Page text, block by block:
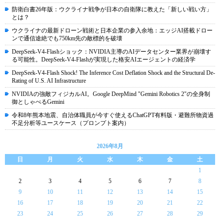
防衛白書26年版：ウクライナ戦争が日本の自衛隊に教えた「新しい戦い方」
とは？
ウクライナの最新ドローン戦術と日本企業の参入余地：エッジAI搭載ドロー
ンで通信途絶でも750km先の敵標的を破壊
DeepSeek-V4-Flashショック：NVIDIA主導のAIデータセンター業界が崩壊す
る可能性。DeepSeek-V4-Flashが実現した格安AIエージェントの経済学
DeepSeek-V4-Flash Shock! The Inference Cost Deflation Shock and the Structural De-
Rating of U.S. AI Infrastructure
NVIDIAの強敵フィジカルAI。Google DeepMind "Gemini Robotics 2"の全身制
御としゃべるGemini
令和8年熊本地震、自治体職員が今すぐ使えるChatGPT有料版・避難所物資過
不足分析等ユースケース（プロンプト案内）
2026年8月
日
月 火 水 木 金
土
1
2
3 4 5 6 7
8
9
10 11 12 13 14
15
16
17 18 19 20 21
22
23
24 25 26 27 28
29